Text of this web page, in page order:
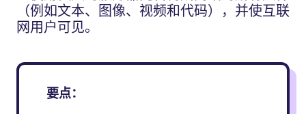
（例如文本、图像、视频和代码），并使互联
网用户可见。
要点：